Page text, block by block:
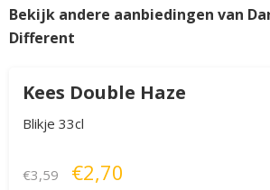
Bekijk andere aanbiedingen van
Different
Kees Double Haze
Blikje 33cl
€3,59 €2,70